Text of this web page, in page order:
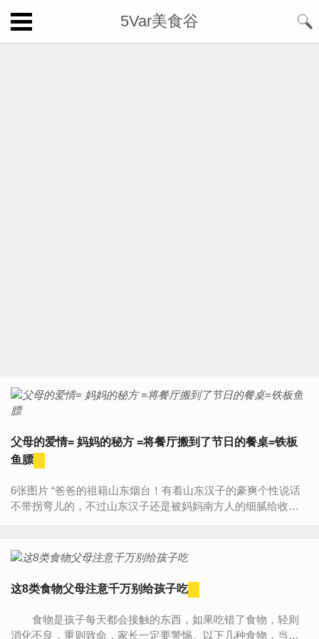
5Var美食谷
父母的爱情= 妈妈的秘方 =将餐厅搬到了节日的餐桌=铁板
鱼膘
6张图片 “爸爸的祖籍山东烟台！有着山东汉子的豪爽个性说话
不带拐弯儿的，不过山东汉子还是被妈妈南方人的细腻给收服
这8类食物父母注意千万别给孩子吃
食物是孩子每天都会接触的东西，如果吃错了食物，轻则
消化不良，重则致命，家长一定要警惕。以下几种食物，当父